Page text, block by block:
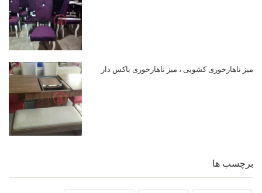
میز ناهارخوری کشویی ، میز ناهارخوری باکس دار
برچسب ها